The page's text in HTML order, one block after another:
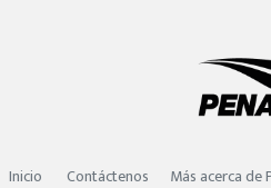
Inicio Contáctenos Más acerca de